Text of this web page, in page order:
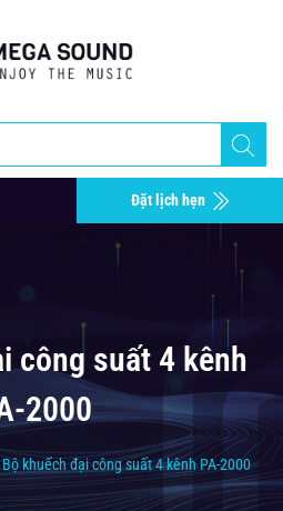
Đặt lịch hẹn
công suất 4 kênh
2000
Bộ khuếch đại công suất 4 kênh PA-2000